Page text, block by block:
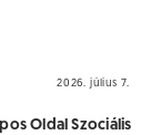
2026. július 7.
Oldal Szociális